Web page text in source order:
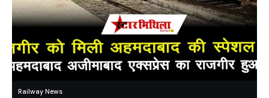
Railway News